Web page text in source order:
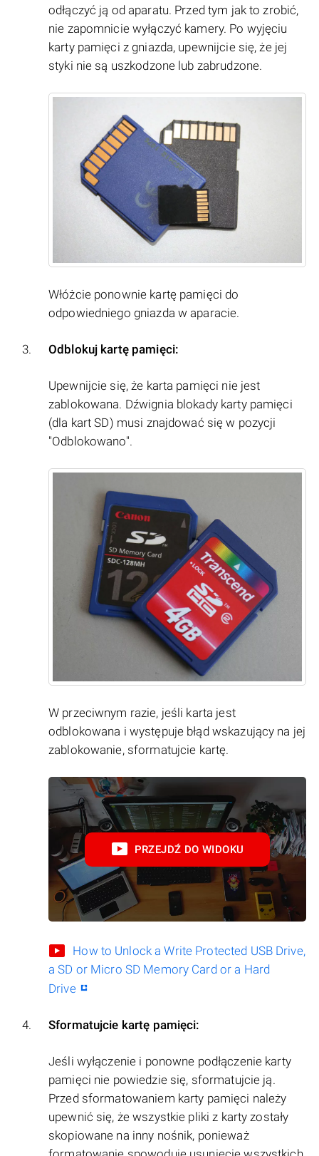
odłączyć ją od aparatu. Przed tym jak to zrobić,
nie zapomnicie wyłączyć kamery. Po wyjęciu
karty pamięci z gniazda, upewnijcie się, że jej
styki nie są uszkodzone lub zabrudzone.
Włóżcie ponownie kartę pamięci do
odpowiedniego gniazda w aparacie.
Odblokuj kartę pamięci:
Upewnijcie się, że karta pamięci nie jest
zablokowana. Dźwignia blokady karty pamięci
(dla kart SD) musi znajdować się w pozycji
"Odblokowano".
W przeciwnym razie, jeśli karta jest
odblokowana i występuje błąd wskazujący na jej
zablokowanie, sformatujcie kartę.
PRZEJDŹ DO WIDOKU
How to Unlock a Write Protected USB Drive,
a SD or Micro SD Memory Card or a Hard
Drive
Sformatujcie kartę pamięci:
Jeśli wyłączenie i ponowne podłączenie karty
pamięci nie powiedzie się, sformatujcie ją.
Przed sformatowaniem karty pamięci należy
upewnić się, że wszystkie pliki z karty zostały
skopiowane na inny nośnik, ponieważ